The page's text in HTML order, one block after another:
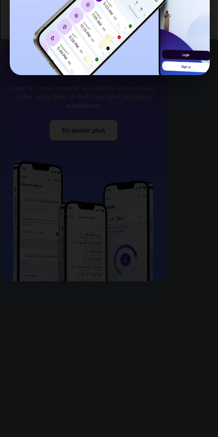
Koulamoutou [16,222]
Franceville [42,967]
La Foi à Portée de Main
En savoir plus